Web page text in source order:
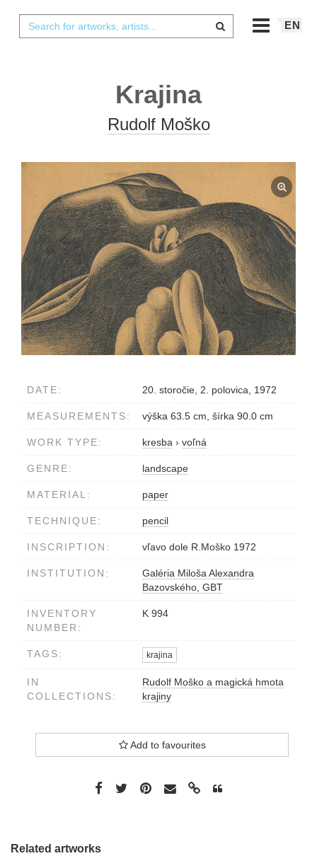
EN
Krajina
Rudolf Moško
DATE: 20. storočie, 2. polovica, 1972
MEASUREMENTS: výška 63.5 cm, šírka 90.0 cm
WORK TYPE: kresba › voľná
GENRE: landscape
MATERIAL: paper
TECHNIQUE: pencil
INSCRIPTION: vľavo dole R.Moško 1972
INSTITUTION:
Galéria Miloša Alexandra
Bazovského, GBT
INVENTORY
NUMBER:
K 994
TAGS: krajina
IN
COLLECTIONS:
Rudolf Moško a magická hmota
krajiny
Add to favourites
Related artworks